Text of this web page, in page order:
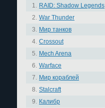
1. RAID: Shadow Legends
2. War Thunder
3. Мир танков
4. Crossout
5. Mech Arena
6. Warface
7. Мир кораблей
8. Stalcraft
9. Калибр